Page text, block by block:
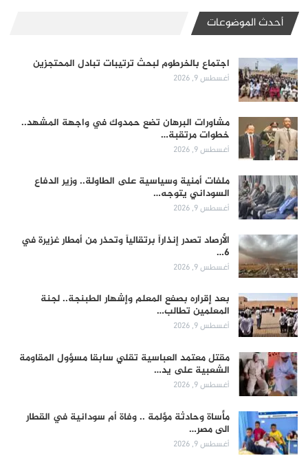
أحدث الموضوعات
اجتماع بالخرطوم لبحث ترتيبات تبادل المحتجزين
أغسطس 9, 2026
مشاورات البرهان تضع حمدوك في واجهة المشهد..
خطوات مرتقبة…
أغسطس 9, 2026
ملفات أمنية وسياسية على الطاولة.. وزير الدفاع
السوداني يتوجه…
أغسطس 9, 2026
الأرصاد تصدر إنذاراً برتقالياً وتحذر من أمطار غزيرة في
6…
أغسطس 9, 2026
بعد إقراره بصفع المعلم وإشهار الطبنجة.. لجنة
المعلمين تطالب…
أغسطس 9, 2026
مقتل معتمد العباسية تقلي سابقا مسؤول المقاومة
الشعبية على يد…
أغسطس 9, 2026
مأساة وحادثة مؤلمة .. وفاة أم سودانية في القطار
الى مصر…
أغسطس 9, 2026